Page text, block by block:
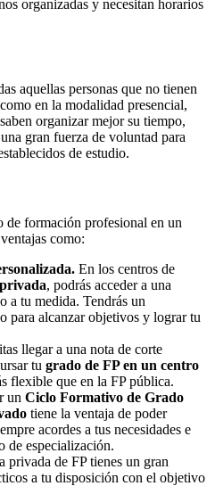
organizadas y necesitan horarios
aquellas personas que no tienen
en la modalidad presencial,
organizar mejor su tiempo,
gran fuerza de voluntad para
de estudio.
de formación profesional en un
como:
En los centros de
, podrás acceder a una
a tu medida. Tendrás un
para alcanzar objetivos y lograr tu
llegar a una nota de corte
tu grado de FP en un centro
flexible que en la FP pública.
un Ciclo Formativo de Grado
tiene la ventaja de poder
acordes a tus necesidades e
de especialización.
privada de FP tienes un gran
a tu disposición con el objetivo